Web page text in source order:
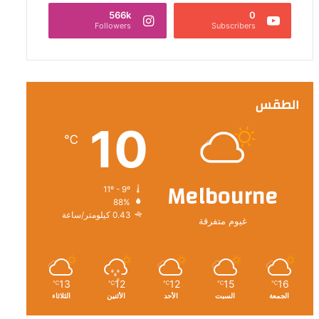
0
Subscribers
566k
Followers
الطقس
Melbourne
غيوم متفرقة
10
℃
88%
0.43 كيلومتر/ساعة
16
℃
الجمعة
15
℃
السبت
12
℃
الأحد
12
℃
الأثنين
13
℃
الثلاثاء